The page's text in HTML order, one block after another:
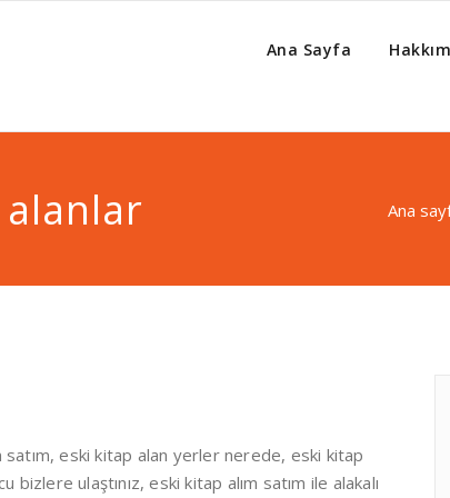
0532 570 22 24 Antika
antika alan yerler, antika eşya alanlar, antika satmak
Ana Sayfa
Ana
eski kitap alan yerler nerede, eski kitap
ulaştınız, eski kitap alım satım ile alakalı